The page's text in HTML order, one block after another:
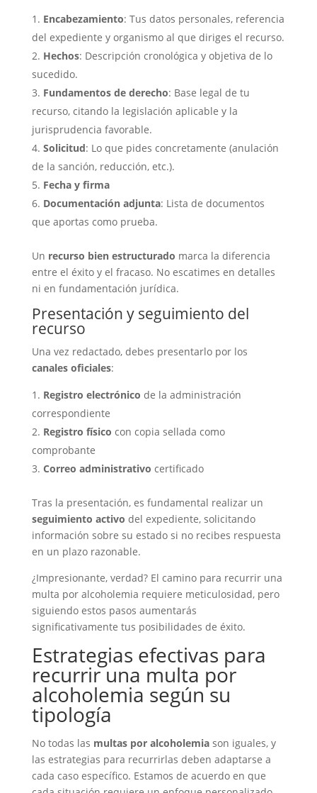
Encabezamiento: Tus datos personales, referencia
del expediente y organismo al que diriges el recurso.
Hechos: Descripción cronológica y objetiva de lo
sucedido.
Fundamentos de derecho: Base legal de tu
recurso, citando la legislación aplicable y la
jurisprudencia favorable.
Solicitud: Lo que pides concretamente (anulación
de la sanción, reducción, etc.).
Fecha y firma
Documentación adjunta: Lista de documentos
que aportas como prueba.
Un recurso bien estructurado marca la diferencia
entre el éxito y el fracaso. No escatimes en detalles
ni en fundamentación jurídica.
Presentación y seguimiento del
recurso
Una vez redactado, debes presentarlo por los
canales oficiales:
Registro electrónico de la administración
correspondiente
Registro físico con copia sellada como
comprobante
Correo administrativo certificado
Tras la presentación, es fundamental realizar un
seguimiento activo del expediente, solicitando
información sobre su estado si no recibes respuesta
en un plazo razonable.
¿Impresionante, verdad? El camino para recurrir una
multa por alcoholemia requiere meticulosidad, pero
siguiendo estos pasos aumentarás
significativamente tus posibilidades de éxito.
Estrategias efectivas para
recurrir una multa por
alcoholemia según su
tipología
No todas las multas por alcoholemiason iguales, y
las estrategias para recurrirlas deben adaptarse a
cada caso específico. Estamos de acuerdo en que